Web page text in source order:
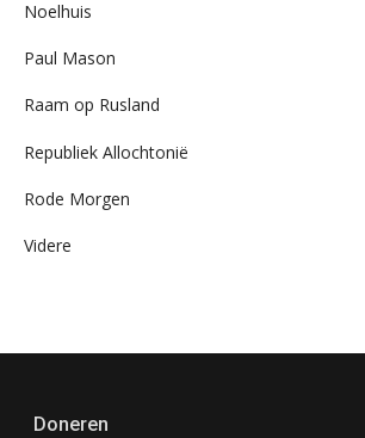
Noelhuis
Paul Mason
Raam op Rusland
Republiek Allochtonië
Rode Morgen
Videre
Doneren